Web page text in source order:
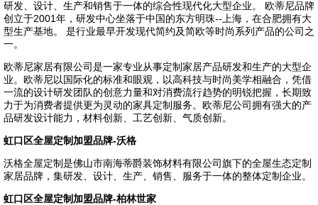
研发、设计、生产和销售于一体的综合性现代化大型企业。 欧蒂尼品牌
创立于2001年，研发中心坐落于中国的东方明珠--上海，在合肥拥有大
型生产基地。 是行业最早开发现代简约及简欧等时尚系列产品的公司之
一。
欧蒂尼家居有限公司是一家专业从事定制家居产品研发和生产的大型企
业。欧蒂尼以国际化的标准和眼观，以高科技与时尚美学相融合，凭借
一流的设计研发团队的创意力量和对消费流行趋势的明锐把握，长期致
力于为消费者提供更为灵动的家具定制服务。欧蒂尼公司拥有强大的产
品研发设计能力，材料创新、工艺创新、气质创新。
虹口区全屋定制加盟品牌-沃格
沃格全屋定制是佛山市南海蒂爵装饰材料有限公司旗下的全屋生态定制
家居品牌，集研发、设计、生产、销售、服务于一体的整体定制企业。
虹口区全屋定制加盟品牌-柏林世家